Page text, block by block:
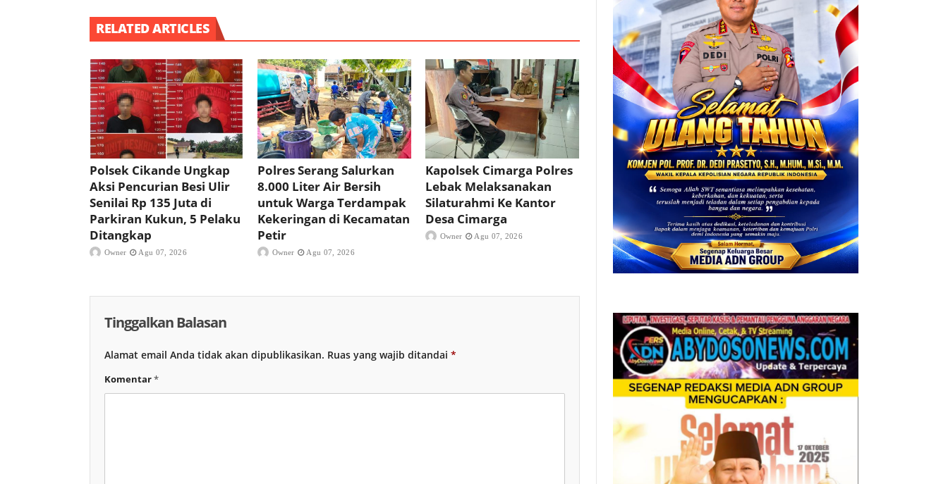
RELATED ARTICLES
Polsek Cikande Ungkap
Aksi Pencurian Besi Ulir
Senilai Rp 135 Juta di
Parkiran Kukun, 5 Pelaku
Ditangkap
Owner Agu 07, 2026
Polres Serang Salurkan
8.000 Liter Air Bersih
untuk Warga Terdampak
Kekeringan di Kecamatan
Petir
Owner Agu 07, 2026
Kapolsek Cimarga Polres
Lebak Melaksanakan
Silaturahmi Ke Kantor
Desa Cimarga
Owner Agu 07, 2026
Tinggalkan Balasan
Alamat email Anda tidak akan dipublikasikan. Ruas yang wajib ditandai *
Komentar*